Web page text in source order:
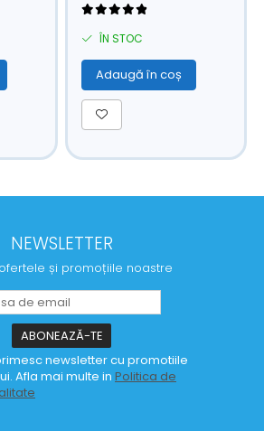
ÎN STOC
Adaugă în coș
NEWSLETTER
și promoțiile noastre
newsletter cu promotiile
Afla mai multe in Politica de